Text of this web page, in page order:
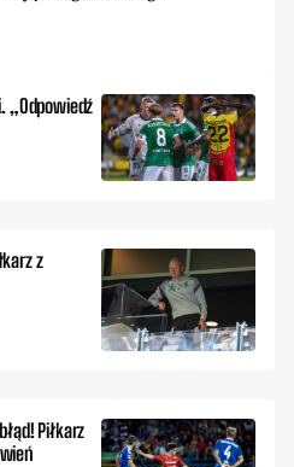
„Odpowiedź
z
Piłkarz